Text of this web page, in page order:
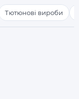
Тютюнові вироби